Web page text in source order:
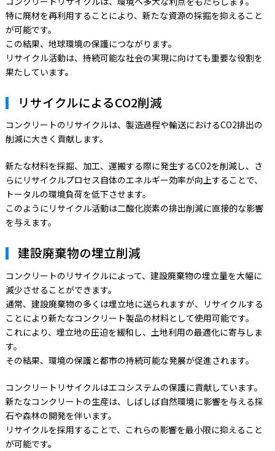
特に廃材を再利用することにより、新たな資源の採掘を抑えること
が可能です。
この結果、地球環境の保護につながります。
リサイクル活動は、持続可能な社会の実現に向けても重要な役割を
果たしています。
リサイクルによるCO2削減
コンクリートのリサイクルは、製造過程や輸送におけるCO2排出の
削減に大きく貢献します。
新たな材料を採掘、加工、運搬する際に発生するCO2を削減し、さ
らにリサイクルプロセス自体のエネルギー効率が向上することで、
トータルの環境負荷を低下させます。
このようにリサイクル活動は二酸化炭素の排出削減に直接的な影響
を与えます。
建設廃棄物の埋立削減
コンクリートのリサイクルによって、建設廃棄物の埋立量を大幅に
減少させることができます。
通常、建設廃棄物の多くは埋立地に送られますが、リサイクルする
ことにより新たなコンクリート製品の材料として使用可能です。
これにより、埋立地の圧迫を緩和し、土地利用の最適化に寄与しま
す。
その結果、環境の保護と都市の持続可能な発展が促進されます。
コンクリートリサイクルはエコシステムの保護に貢献しています。
新たなコンクリートの生産は、しばしば自然環境に影響を与える採
石や森林の開発を伴います。
リサイクルを採用することで、これらの影響を最小限に抑えること
が可能です。